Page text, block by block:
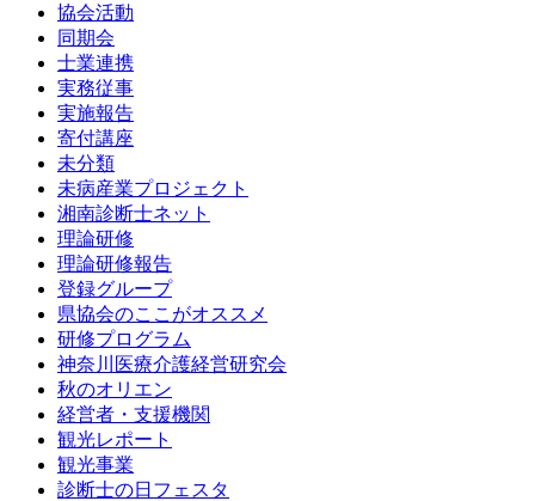
協会活動
同期会
士業連携
実務従事
実施報告
寄付講座
未分類
未病産業プロジェクト
湘南診断士ネット
理論研修
理論研修報告
登録グループ
県協会のここがオススメ
研修プログラム
神奈川医療介護経営研究会
秋のオリエン
経営者・支援機関
観光レポート
観光事業
診断士の日フェスタ